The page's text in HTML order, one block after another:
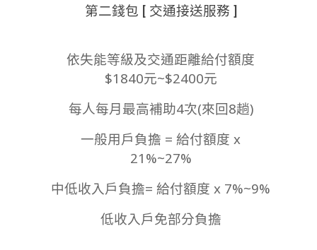
第二錢包 [ 交通接送服務 ]
依失能等級及交通距離給付額度
$1840元~$2400元
每人每月最高補助4次(來回8趟)
一般用戶負擔 = 給付額度 x
21%~27%
中低收入戶負擔= 給付額度 x 7%~9%
低收入戶免部分負擔